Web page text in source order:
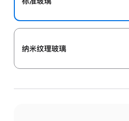
纳米纹理玻璃